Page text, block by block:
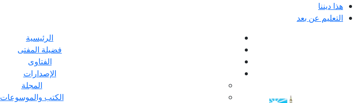
هذا ديننا
التعليم عن بعد
الرئيسية
فضيلة المفتى
الفتاوى
الإصدارات
المجلة
الكتب والموسوعات